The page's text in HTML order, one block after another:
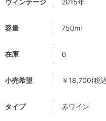
容量 750ml
在庫 0
小売希望 ￥18,700(税
タイプ 赤ワイン